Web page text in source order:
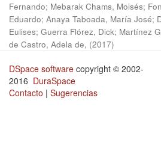
Fernando; Mebarak Chams, Moisés;
Eduardo; Anaya Taboada, María José;
Eulises; Guerra Flórez, Dick; Martínez
de Castro, Adela de, (2017)
DSpace software copyright © 2002-
2016 DuraSpace
Contacto | Sugerencias